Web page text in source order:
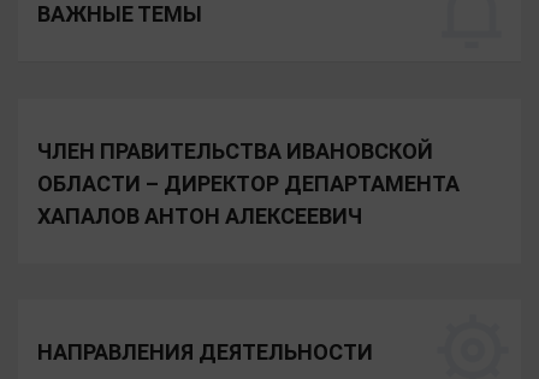
ВАЖНЫЕ ТЕМЫ
ЧЛЕН ПРАВИТЕЛЬСТВА ИВАНОВСКОЙ
ОБЛАСТИ – ДИРЕКТОР ДЕПАРТАМЕНТА
ХАПАЛОВ АНТОН АЛЕКСЕЕВИЧ
НАПРАВЛЕНИЯ ДЕЯТЕЛЬНОСТИ